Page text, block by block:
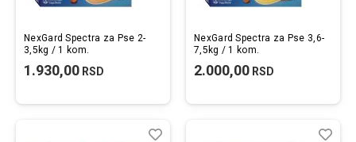
NexGard Spectra za Pse 2-
3,5kg / 1 kom.
1.930,00 RSD
NexGard Spectra za Pse 3,6-
7,5kg / 1 kom.
2.000,00 RSD
Lista
Uporedi